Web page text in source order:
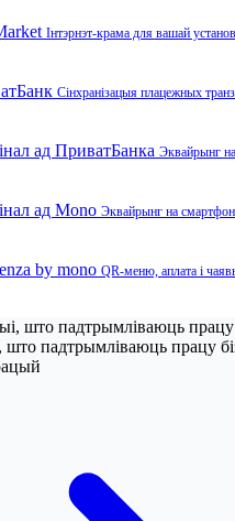
Інтэрнэт‑крама для вашай
Сінхранізацыя плацежных
ад ПриватБанка Эквайрынг
ад Mono Эквайрынг на
by mono QR‑меню, аплата і
што падтрымліваюць працу